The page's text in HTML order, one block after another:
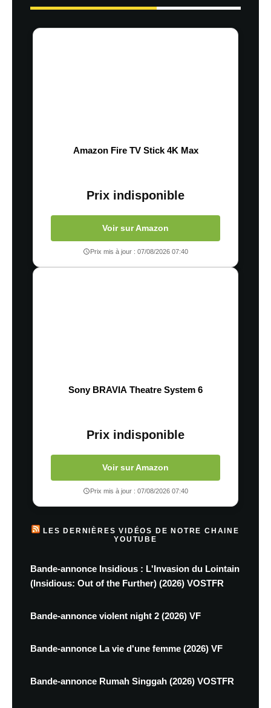
Amazon Fire TV Stick 4K Max
Prix indisponible
Voir sur Amazon
Prix mis à jour : 07/08/2026 07:40
Sony BRAVIA Theatre System 6
Prix indisponible
Voir sur Amazon
Prix mis à jour : 07/08/2026 07:40
LES DERNIÈRES VIDÉOS DE NOTRE CHAINE
YOUTUBE
Bande-annonce Insidious : L'Invasion du Lointain
(Insidious: Out of the Further) (2026) VOSTFR
Bande-annonce violent night 2 (2026) VF
Bande-annonce La vie d'une femme (2026) VF
Bande-annonce Rumah Singgah (2026) VOSTFR